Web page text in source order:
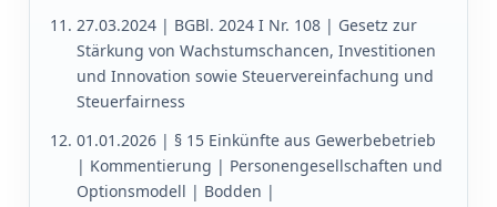
27.03.2024 | BGBl. 2024 I Nr. 108 | Gesetz zur
Stärkung von Wachstumschancen, Investitionen
und Innovation sowie Steuervereinfachung und
Steuerfairness
01.01.2026 | § 15 Einkünfte aus Gewerbebetrieb
| Kommentierung | Personengesellschaften und
Optionsmodell | Bodden |